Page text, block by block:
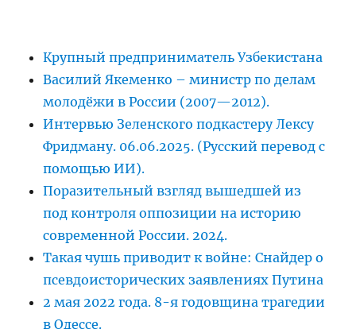
Крупный предприниматель Узбекистана
Василий Якеменко – министр по делам
молодёжи в России (2007—2012).
Интервью Зеленского подкастеру Лексу
Фридману. 06.06.2025. (Русский перевод с
помощью ИИ).
Поразительный взгляд вышедшей из
под контроля оппозиции на историю
современной России. 2024.
Такая чушь приводит к войне: Снайдер о
псевдоисторических заявлениях Путина
2 мая 2022 года. 8-я годовщина трагедии
в Одессе.